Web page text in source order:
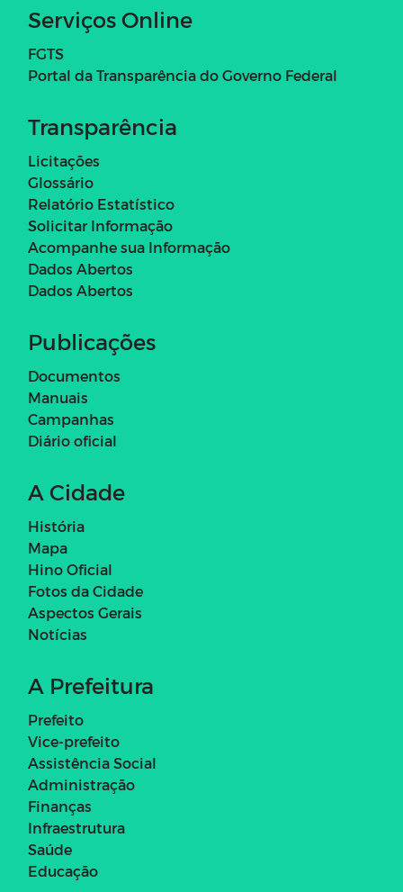
Serviços Online
FGTS
Portal da Transparência do Governo Federal
Transparência
Licitações
Glossário
Relatório Estatístico
Solicitar Informação
Acompanhe sua Informação
Dados Abertos
Dados Abertos
Publicações
Documentos
Manuais
Campanhas
Diário oficial
A Cidade
História
Mapa
Hino Oficial
Fotos da Cidade
Aspectos Gerais
Notícias
A Prefeitura
Prefeito
Vice-prefeito
Assistência Social
Administração
Finanças
Infraestrutura
Saúde
Educação